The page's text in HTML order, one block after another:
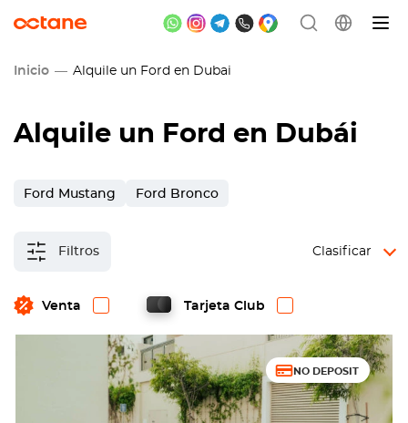
Inicio Alquile un Ford en Dubai
Alquile un Ford en Dubái
Ford Mustang Ford Bronco
Filtros
Venta Tarjeta Club
Clasificar
NO DEPOSIT